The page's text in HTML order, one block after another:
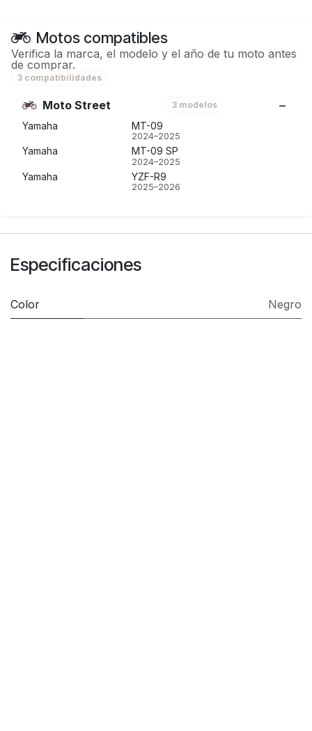
Motos compatibles
Verifica la marca, el modelo y el año de tu moto antes
de comprar.
3 compatibilidades
Moto Street 3 modelos
Yamaha MT-09
2024–2025
Yamaha MT-09 SP
2024–2025
Yamaha YZF-R9
2025–2026
Especificaciones
Color Negro